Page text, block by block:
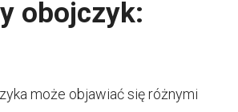
obojczyk:
może objawiać się różnymi